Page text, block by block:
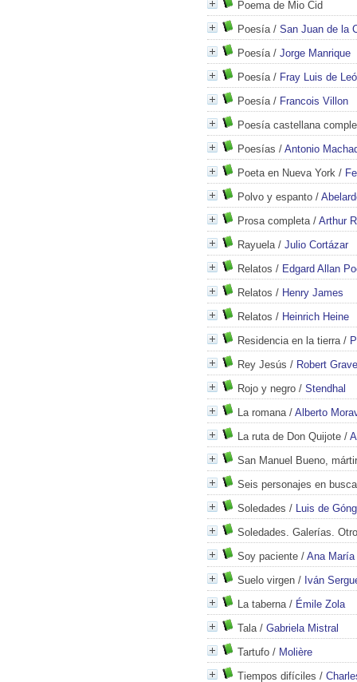
Poema de Mio Cid
Poesía/ San Juan de la
Poesía/ Jorge Manrique
Poesía/ Fray Luis de
Poesía/ Francois Villon
Poesía castellana
Poesías / Antonio
Poeta en Nueva York /
Polvo y espanto /
Prosa completa/ Arthur
Rayuela/ Julio Cortázar
Relatos / Edgard Allan
Relatos / Henry James
Relatos / Heinrich Heine
Residencia en la tierra/
Rey Jesús / Robert
Rojo y negro / Stendhal
La romana/ Alberto
La ruta de Don Quijote /
San Manuel Bueno, mártir
Seis personajes en
Soledades / Luis de
Soledades. Galerías.
Soy paciente / Ana María
Suelo virgen / Iván
La taberna/ Émile Zola
Tala/ Gabriela Mistral
Tartufo / Molière
Tiempos difíciles /